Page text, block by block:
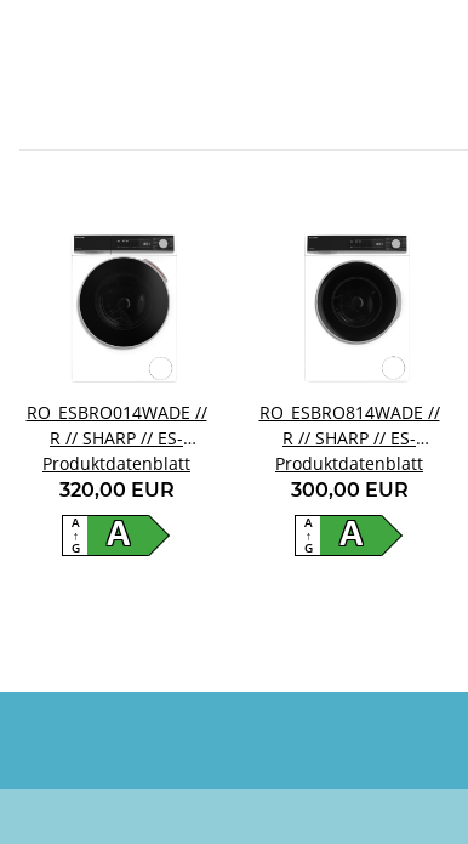
RO_ESBRO014WADE //
R // SHARP // ES-
BRO014WA-DE
Produktdatenblatt
320,00 EUR
A
A
↑
G
RO_ESBRO814WADE //
R // SHARP // ES-
BRO814WA-DE
Produktdatenblatt
300,00 EUR
A
A
↑
G